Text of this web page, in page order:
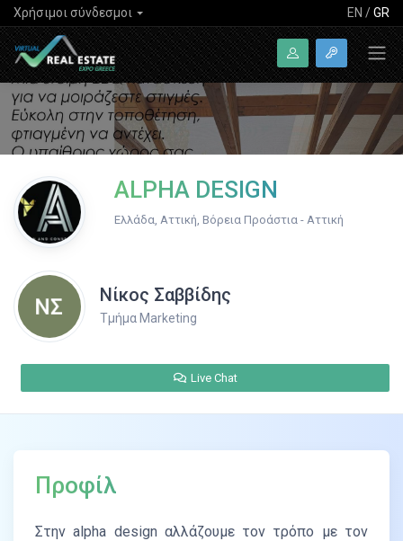
Χρήσιμοι σύνδεσμοι EN /GR
ALPHA DESIGN
Ελλάδα, Αττική, Βόρεια Προάστια - Αττική
Νίκος Σαββίδης
Τμήμα Marketing
Live Chat
Προφίλ
Στην alpha design αλλάζουμε τον τρόπο με τον